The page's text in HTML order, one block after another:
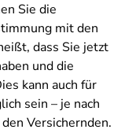
Sie die
mit den
dass Sie jetzt
und die
kann auch für
sein – je nach
Versichernden.